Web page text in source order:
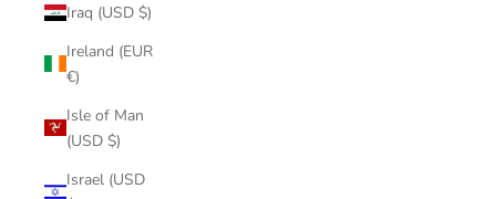
Iraq (USD $)
Ireland (EUR
€)
Isle of Man
(USD $)
Israel (USD